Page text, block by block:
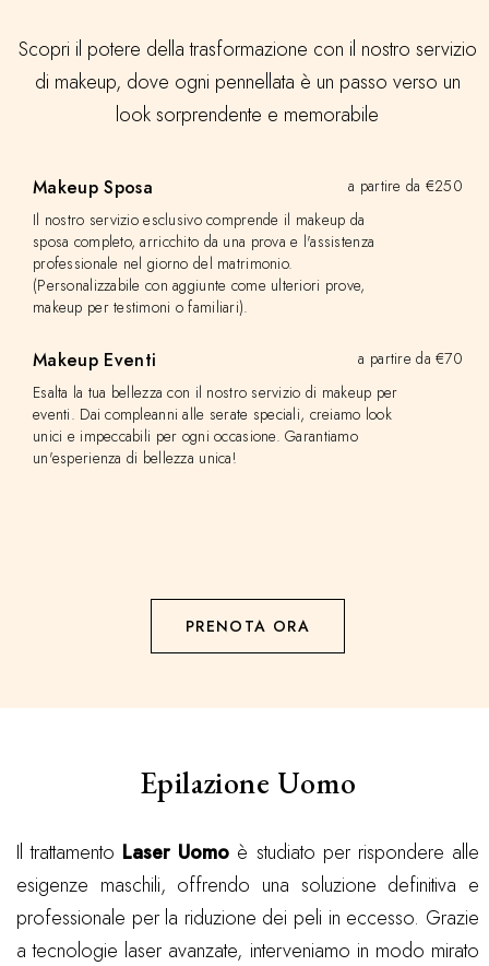
Scopri il potere della trasformazione con il nostro servizio
di makeup, dove ogni pennellata è un passo verso un
look sorprendente e memorabile
Makeup Sposa
a partire da €250
Il nostro servizio esclusivo comprende il makeup da
sposa completo, arricchito da una prova e l'assistenza
professionale nel giorno del matrimonio.
(Personalizzabile con aggiunte come ulteriori prove,
makeup per testimoni o familiari).
Makeup Eventi
a partire da €70
Esalta la tua bellezza con il nostro servizio di makeup per
eventi. Dai compleanni alle serate speciali, creiamo look
unici e impeccabili per ogni occasione. Garantiamo
un'esperienza di bellezza unica!
PRENOTA ORA
Epilazione Uomo
Il trattamento Laser Uomo è studiato per rispondere alle
esigenze maschili, offrendo una soluzione definitiva e
professionale per la riduzione dei peli in eccesso. Grazie
a tecnologie laser avanzate, interveniamo in modo mirato